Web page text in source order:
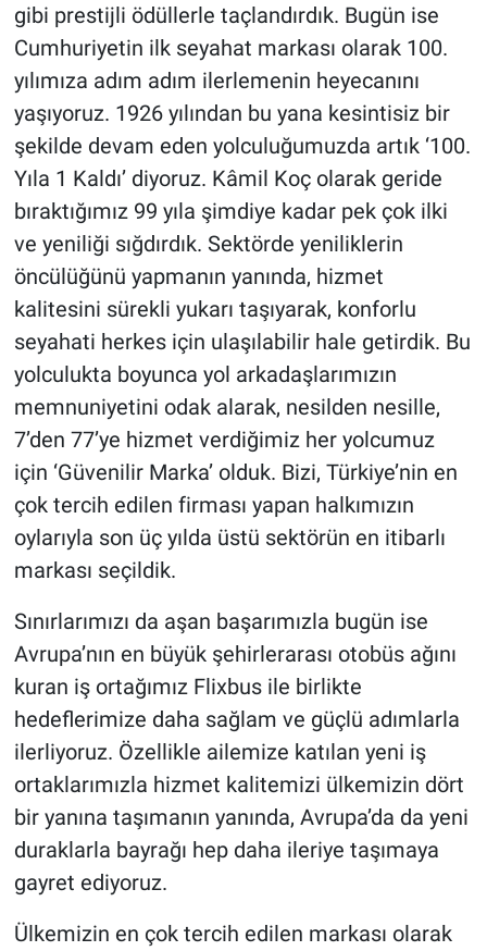
gibi prestijli ödüllerle taçlandırdık. Bugün ise
Cumhuriyetin ilk seyahat markası olarak 100.
yılımıza adım adım ilerlemenin heyecanını
yaşıyoruz. 1926 yılından bu yana kesintisiz bir
şekilde devam eden yolculuğumuzda artık ‘100.
Yıla 1 Kaldı’ diyoruz. Kâmil Koç olarak geride
bıraktığımız 99 yıla şimdiye kadar pek çok ilki
ve yeniliği sığdırdık. Sektörde yeniliklerin
öncülüğünü yapmanın yanında, hizmet
kalitesini sürekli yukarı taşıyarak, konforlu
seyahati herkes için ulaşılabilir hale getirdik. Bu
yolculukta boyunca yol arkadaşlarımızın
memnuniyetini odak alarak, nesilden nesille,
7’den 77’ye hizmet verdiğimiz her yolcumuz
için ‘Güvenilir Marka’ olduk. Bizi, Türkiye’nin en
çok tercih edilen firması yapan halkımızın
oylarıyla son üç yılda üstü sektörün en itibarlı
markası seçildik.
Sınırlarımızı da aşan başarımızla bugün ise
Avrupa’nın en büyük şehirlerarası otobüs ağını
kuran iş ortağımız Flixbus ile birlikte
hedeflerimize daha sağlam ve güçlü adımlarla
ilerliyoruz. Özellikle ailemize katılan yeni iş
ortaklarımızla hizmet kalitemizi ülkemizin dört
bir yanına taşımanın yanında, Avrupa’da da yeni
duraklarla bayrağı hep daha ileriye taşımaya
gayret ediyoruz.
Ülkemizin en çok tercih edilen markası olarak